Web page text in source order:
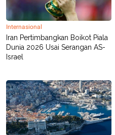
Internasional
Iran Pertimbangkan Boikot Piala
Dunia 2026 Usai Serangan AS-
Israel